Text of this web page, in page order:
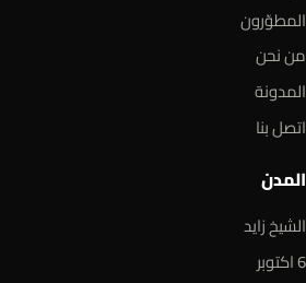
المطوّرون
من نحن
المدونة
اتصل بنا
المدن
الشيخ زايد
6 اكتوبر